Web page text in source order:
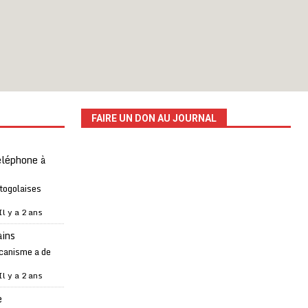
à
y a 2 ans
a de
y a 2 ans
FAIRE UN DON AU JOURNAL